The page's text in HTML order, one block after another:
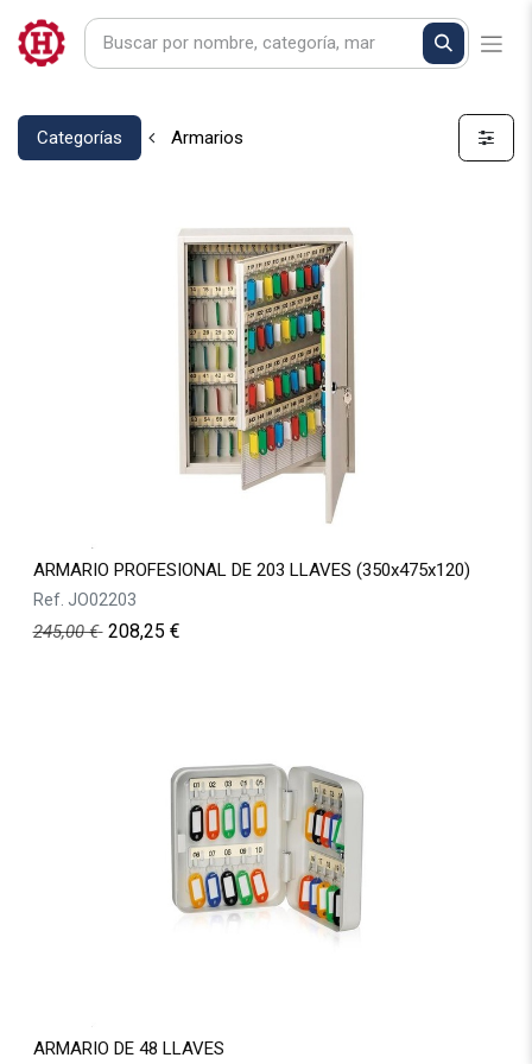
Categorías Armarios
ARMARIO PROFESIONAL DE 203 LLAVES (350x475x120)
Ref. JO02203
245,00€ 208,25 €
ARMARIO DE 48 LLAVES